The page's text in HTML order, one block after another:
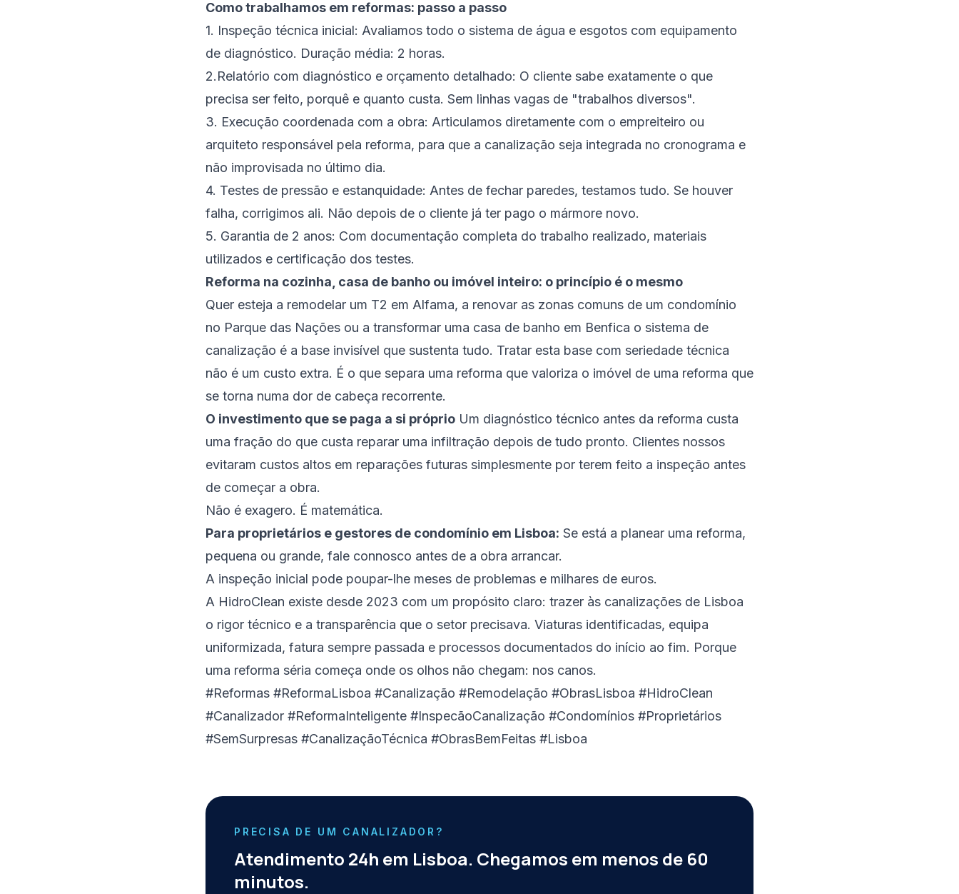
Como trabalhamos em reformas: passo a passo
1. Inspeção técnica inicial: Avaliamos todo o sistema de água e esgotos com equipamento
de diagnóstico. Duração média: 2 horas.
2.Relatório com diagnóstico e orçamento detalhado: O cliente sabe exatamente o que
precisa ser feito, porquê e quanto custa. Sem linhas vagas de "trabalhos diversos".
3. Execução coordenada com a obra: Articulamos diretamente com o empreiteiro ou
arquiteto responsável pela reforma, para que a canalização seja integrada no cronograma e
não improvisada no último dia.
4. Testes de pressão e estanquidade: Antes de fechar paredes, testamos tudo. Se houver
falha, corrigimos ali. Não depois de o cliente já ter pago o mármore novo.
5. Garantia de 2 anos: Com documentação completa do trabalho realizado, materiais
utilizados e certificação dos testes.
Reforma na cozinha, casa de banho ou imóvel inteiro: o princípio é o mesmo
Quer esteja a remodelar um T2 em Alfama, a renovar as zonas comuns de um condomínio
no Parque das Nações ou a transformar uma casa de banho em Benfica o sistema de
canalização é a base invisível que sustenta tudo. Tratar esta base com seriedade técnica
não é um custo extra. É o que separa uma reforma que valoriza o imóvel de uma reforma que
se torna numa dor de cabeça recorrente.
O investimento que se paga a si próprio Um diagnóstico técnico antes da reforma custa
uma fração do que custa reparar uma infiltração depois de tudo pronto. Clientes nossos
evitaram custos altos em reparações futuras simplesmente por terem feito a inspeção antes
de começar a obra.
Não é exagero. É matemática.
Para proprietários e gestores de condomínio em Lisboa: Se está a planear uma reforma,
pequena ou grande, fale connosco antes de a obra arrancar.
A inspeção inicial pode poupar-lhe meses de problemas e milhares de euros.
A HidroClean existe desde 2023 com um propósito claro: trazer às canalizações de Lisboa
o rigor técnico e a transparência que o setor precisava. Viaturas identificadas, equipa
uniformizada, fatura sempre passada e processos documentados do início ao fim. Porque
uma reforma séria começa onde os olhos não chegam: nos canos.
#Reformas #ReformaLisboa #Canalização #Remodelação #ObrasLisboa #HidroClean
#Canalizador #ReformaInteligente #InspecãoCanalização #Condomínios #Proprietários
#SemSurpresas #CanalizaçãoTécnica #ObrasBemFeitas #Lisboa
PRECISA DE UM CANALIZADOR?
Atendimento 24h em Lisboa. Chegamos em menos de 60
minutos.